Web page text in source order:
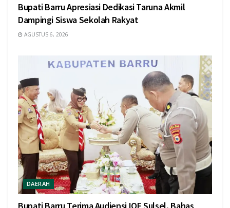
Bupati Barru Apresiasi Dedikasi Taruna Akmil
Dampingi Siswa Sekolah Rakyat
AGUSTUS 6, 2026
DAERAH
Bupati Barru Terima Audiensi IOF Sulsel, Bahas